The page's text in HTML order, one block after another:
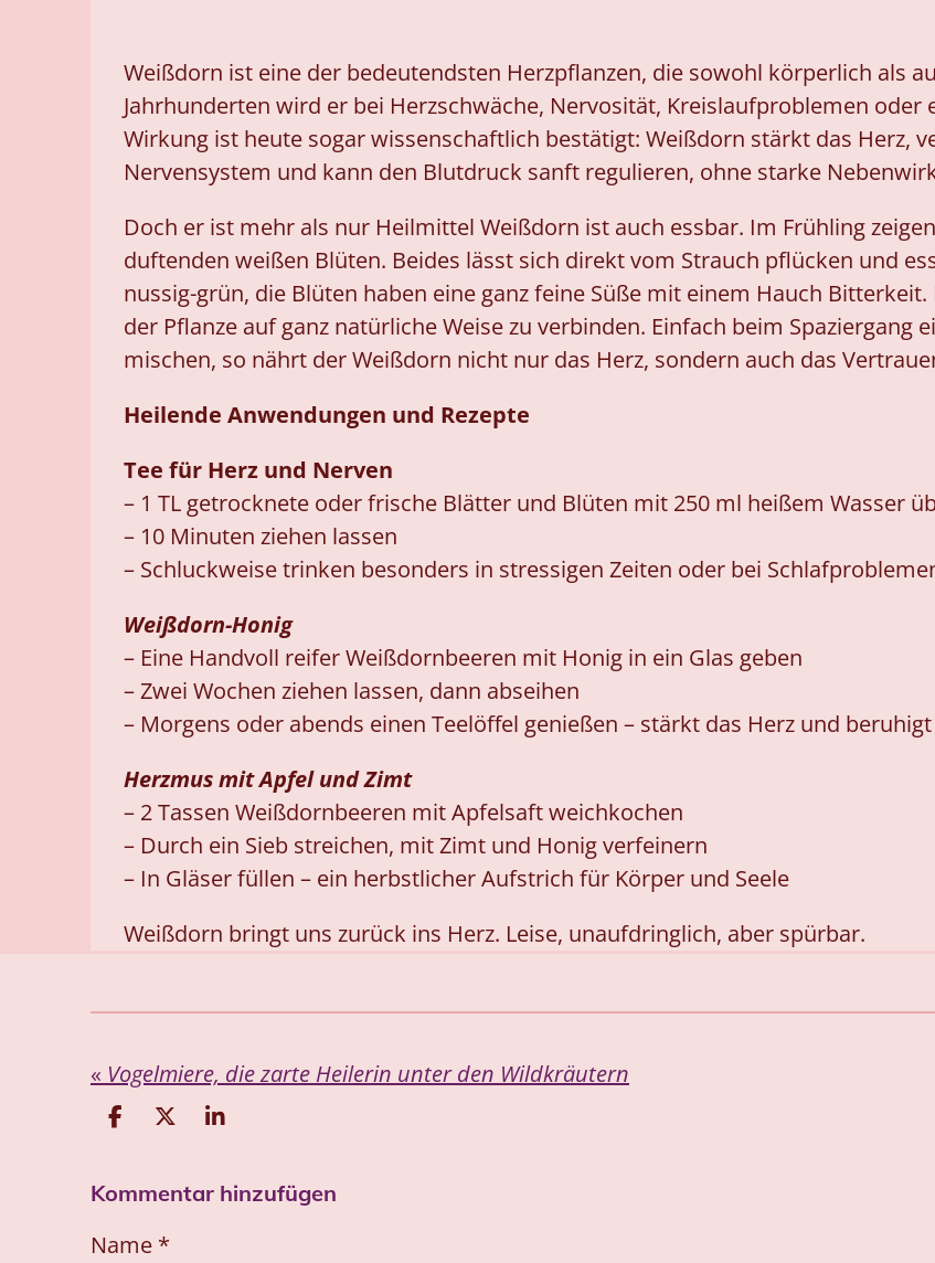
Weißdorn ist eine der bedeutendsten Herzpflanzen, die sowohl körperlich als
Jahrhunderten wird er bei Herzschwäche, Nervosität, Kreislaufproblemen
Wirkung ist heute sogar wissenschaftlich bestätigt: Weißdorn stärkt das Herz,
Nervensystem und kann den Blutdruck sanft regulieren, ohne starke
Doch er ist mehr als nur Heilmittel Weißdorn ist auch essbar. Im Frühling
duftenden weißen Blüten. Beides lässt sich direkt vom Strauch pflücken und
nussig-grün, die Blüten haben eine ganz feine Süße mit einem Hauch
der Pflanze auf ganz natürliche Weise zu verbinden. Einfach beim Spaziergang
mischen, so nährt der Weißdorn nicht nur das Herz, sondern auch das
Heilende Anwendungen und Rezepte
Tee für Herz und Nerven
– 1 TL getrocknete oder frische Blätter und Blüten mit 250 ml heißem Wasser
– 10 Minuten ziehen lassen
– Schluckweise trinken besonders in stressigen Zeiten oder bei
Weißdorn-Honig
– Eine Handvoll reifer Weißdornbeeren mit Honig in ein Glas geben
– Zwei Wochen ziehen lassen, dann abseihen
– Morgens oder abends einen Teelöffel genießen – stärkt das Herz und beruhigt
Herzmus mit Apfel und Zimt
– 2 Tassen Weißdornbeeren mit Apfelsaft weichkochen
– Durch ein Sieb streichen, mit Zimt und Honig verfeinern
– In Gläser füllen – ein herbstlicher Aufstrich für Körper und Seele
Weißdorn bringt uns zurück ins Herz. Leise, unaufdringlich, aber spürbar.
« Vogelmiere, die zarte Heilerin unter den Wildkräutern
T
l
n
T
l
n
T
l
Kommentar hinzufügen
Name *